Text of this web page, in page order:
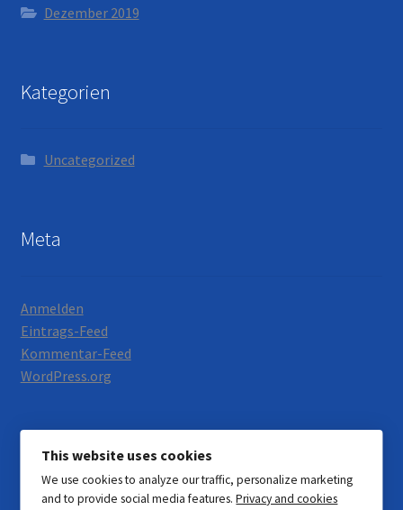
Dezember 2019
Kategorien
Uncategorized
Meta
Anmelden
Eintrags-Feed
Kommentar-Feed
WordPress.org
© Motorrad Neumann 2026
This website uses cookies
We use cookies to analyze our traffic, personalize marketing
and to provide social media features.Privacy and cookies